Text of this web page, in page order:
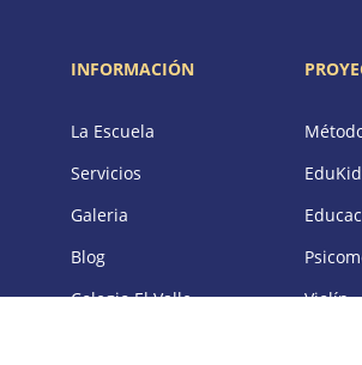
INFORMACIÓN
La Escuela
Servicios
Galeria
Blog
Colegio El Valle
Violín